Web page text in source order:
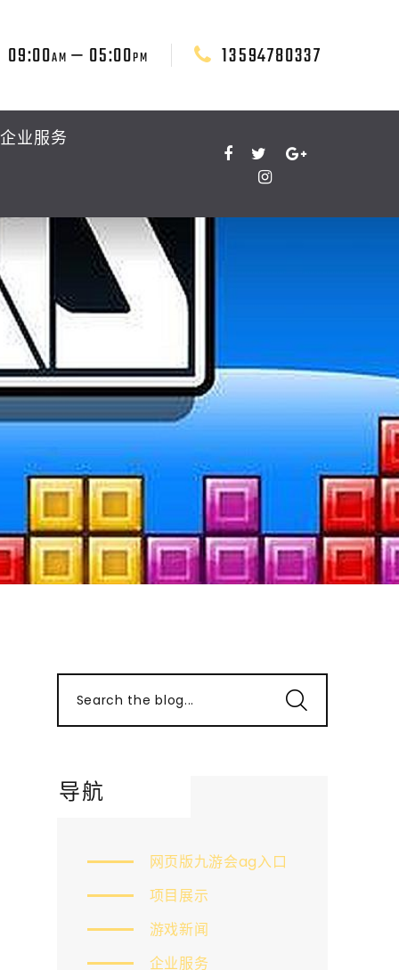
09:00AM — 05:00PM 13594780337
企业服务
Search the blog...
导航
网页版九游会ag入口
项目展示
游戏新闻
企业服务